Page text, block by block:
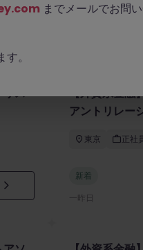
ス
【外資系金融
アントリレー
東京 正社
新着
一昨日
までメールでお問
。